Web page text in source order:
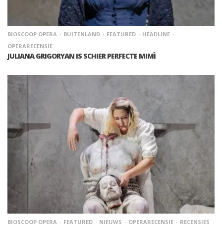
BIOSCOOP OPERA BUITENLAND FEATURED
HEADLINE
OPERARECENSIE
JULIANA GRIGORYAN IS SCHIER PERFECTE MIMÌ
BIOSCOOP OPERA FEATURED NIEUWS OPERARECENSIE RECENSIES